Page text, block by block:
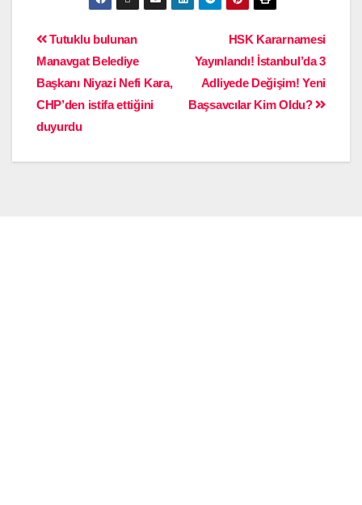
HSK Kararnamesi
Yayınlandı! İstanbul’da 3
Adliyede Değişim! Yeni
Başsavcılar Kim Oldu?
Tutuklu bulunan
Manavgat Belediye
Başkanı Niyazi Nefi Kara,
CHP’den istifa ettiğini
duyurdu